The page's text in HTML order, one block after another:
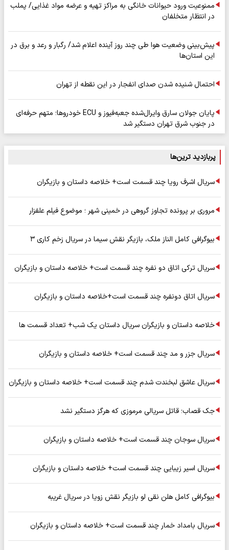
ممنوعیت ورود حیوانات خانگی به مراکز تهیه و عرضه مواد غذایی/ پملب
در انتظار متخلفان
پیش‌بینی وضعیت هوا طی چند روز آینده اعلام شد/ رگبار و رعد و برق در
این استان‌ها
احتمال شنیده شدن صدای انفجار در این نقطه از تهران
پایان جولان سارق وایرال‌شده جعبه‌فیوز و ECU خودروها؛ متهم حرفه‌ای
در جنوب شرق تهران دستگیر شد
پربازدید ترین‌ها
سریال اشرف رویا چند قسمت است+ خلاصه داستان و بازیگران
مروری بر پرونده تجاوز گروهی در خمینی شهر ؛ موضوع فیلم علفزار
بیوگرافی کامل الناز ملک، بازیگر نقش سیما در سریال زخم کاری ۳
سریال ترکی اتاق دو نفره چند قسمت است+ خلاصه داستان و بازیگران
سریال اتاق دونفره چند قسمت است+خلاصه داستان و بازیگران
خلاصه داستان و بازیگران سریال داستان یک شب+ تعداد قسمت ها
سریال جزر و مد چند قسمت است+ خلاصه داستان و بازیگران
سریال عاشق لبخندت شدم چند قسمت است+ خلاصه داستان و بازیگران
جک قصاب؛ قاتل سریالی مرموزی که هرگز دستگیر نشد
سریال سوجان چند قسمت است+ خلاصه داستان و بازیگران
سریال اسیر زیبایی چند قسمت است+ خلاصه داستان و بازیگران
بیوگرافی کامل هلن نقی لو بازیگر نقش زویا در سریال غریبه
سریال بامداد خمار چند قسمت است+ خلاصه داستان و بازیگران